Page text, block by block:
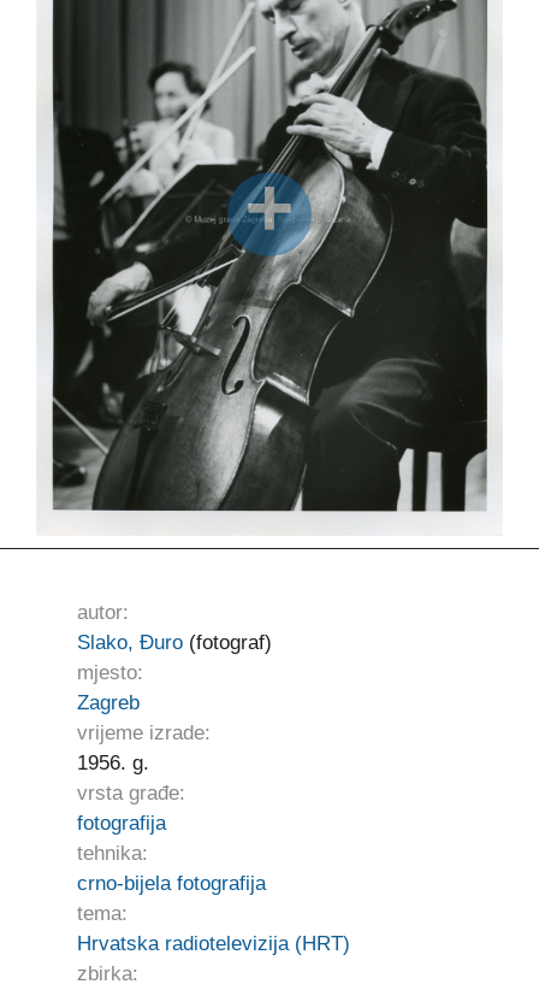
autor:
Slako, Đuro(fotograf)
mjesto:
Zagreb
vrijeme izrade:
1956. g.
vrsta građe:
fotografija
tehnika:
crno-bijela fotografija
tema:
Hrvatska radiotelevizija (HRT)
zbirka: